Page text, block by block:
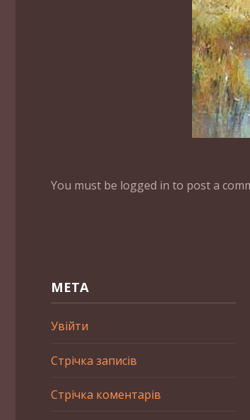
You must be logged in to post a
МЕТА
Увійти
Стрічка записів
Стрічка коментарів